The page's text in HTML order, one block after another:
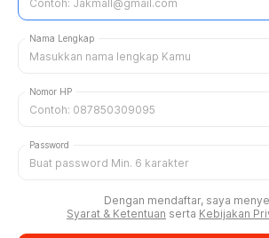
Nama Lengkap
Nomor HP
Password
Dengan mendaftar, saya
Syarat & Ketentuan serta Kebijakan